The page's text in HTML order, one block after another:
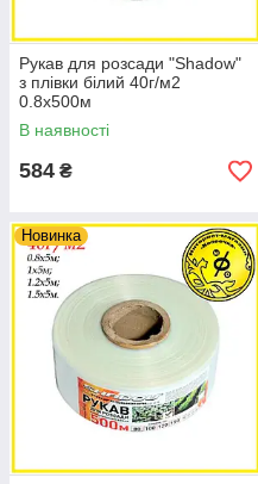
Рукав для розсади "Shadow"
з плівки білий 40г/м2
0.8х500м
В наявності
584 ₴
Новинка